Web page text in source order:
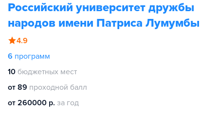
Российский университет дружбы
народов имени Патриса Лумумбы
4.9
6 программ
10 бюджетных мест
от 89 проходной балл
от 260000 р. за год